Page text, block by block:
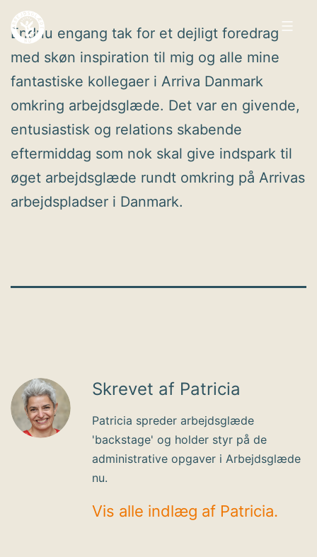
Fortsæt
til
indhold
Arbejdsglæde
nu
Endnu engang tak for et dejligt foredrag
med skøn inspiration til mig og alle mine
fantastiske kollegaer i Arriva Danmark
omkring arbejdsglæde. Det var en givende,
entusiastisk og relations skabende
eftermiddag som nok skal give indspark til
øget arbejdsglæde rundt omkring på Arrivas
arbejdspladser i Danmark.
Skrevet af Patricia
Patricia spreder arbejdsglæde
'backstage' og holder styr på de
administrative opgaver i Arbejdsglæde
nu.
Vis alle indlæg af Patricia.